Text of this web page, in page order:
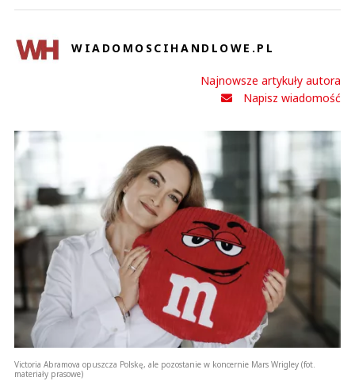
WIADOMOSCIHANDLOWE.PL
Najnowsze artykuły autora
Napisz wiadomość
Victoria Abramova opuszcza Polskę, ale pozostanie w koncernie Mars Wrigley (fot.
materiały prasowe)